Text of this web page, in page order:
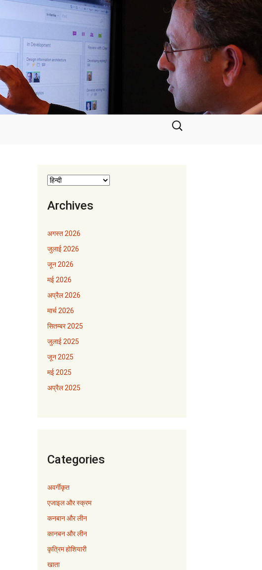
निम्न
को
Archives
अगस्त 2026
जुलाई 2026
जून 2026
मई 2026
अप्रैल 2026
मार्च 2026
सितम्बर 2025
जुलाई 2025
जून 2025
मई 2025
अप्रैल 2025
Categories
अवर्गीकृत
एजाइल और स्क्रम
कनबान और लीन
कानबन और लीन
कृत्रिम होशियारी
खाता